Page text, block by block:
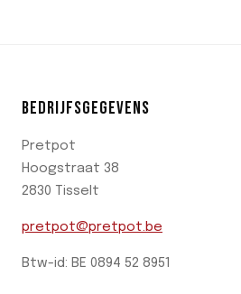
BEDRIJFSGEGEVENS
Pretpot
Hoogstraat 38
2830 Tisselt
pretpot@pretpot.be
Btw-id: BE 0894 52 8951